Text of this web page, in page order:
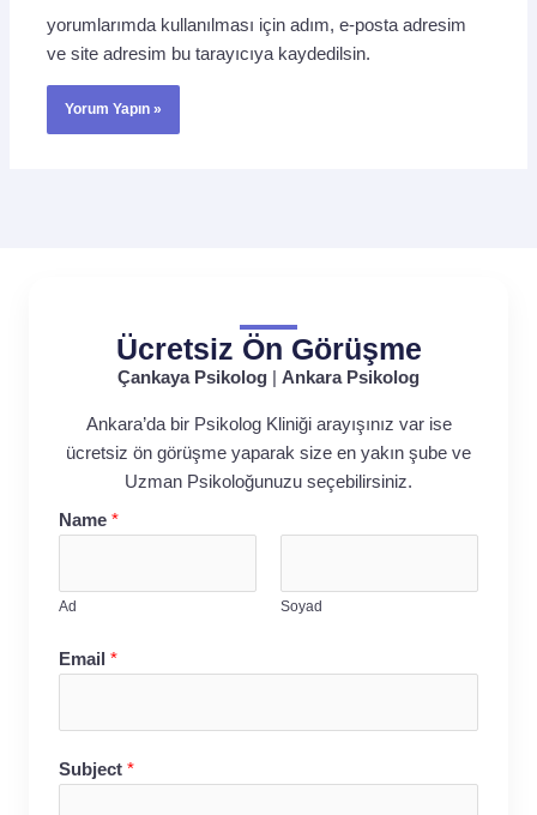
yorumlarımda kullanılması için adım, e-posta adresim
ve site adresim bu tarayıcıya kaydedilsin.
Ücretsiz Ön Görüşme
Çankaya Psikolog Ankara Psikolog
Ankara’da bir Psikolog Kliniği arayışınız var ise
ücretsiz ön görüşme yaparak size en yakın şube ve
Uzman Psikoloğunuzu seçebilirsiniz.
Name *
Ad Soyad
Email *
Subject *